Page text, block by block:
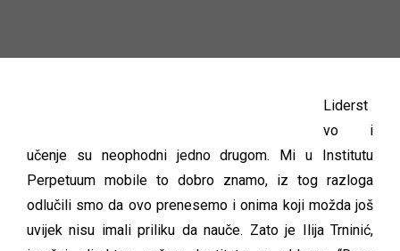
Liderst
vo i
učenje su neophodni jedno drugom. Mi u Institutu
Perpetuum mobile to dobro znamo, iz tog razloga
odlučili smo da ovo prenesemo i onima koji možda još
uvijek nisu imali priliku da nauče. Zato je Ilija Trninić,